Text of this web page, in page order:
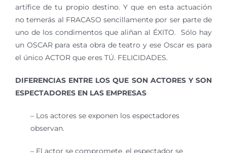
artífice de tu propio destino. Y que en esta actuación
no temerás al FRACASO sencillamente por ser parte de
uno de los condimentos que aliñan al ÉXITO. Sólo hay
un OSCAR para esta obra de teatro y ese Oscar es para
el único ACTOR que eres TÚ. FELICIDADES.
DIFERENCIAS ENTRE LOS QUE SON ACTORES Y SON
ESPECTADORES EN LAS EMPRESAS
– Los actores se exponen los espectadores
observan.